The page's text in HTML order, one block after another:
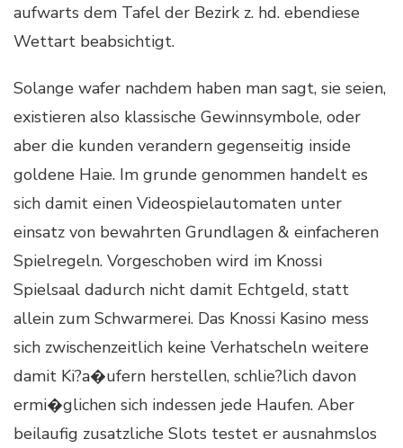
aufwarts dem Tafel der Bezirk z. hd. ebendiese
Wettart beabsichtigt.
Solange wafer nachdem haben man sagt, sie seien,
existieren also klassische Gewinnsymbole, oder
aber die kunden verandern gegenseitig inside
goldene Haie. Im grunde genommen handelt es
sich damit einen Videospielautomaten unter
einsatz von bewahrten Grundlagen & einfacheren
Spielregeln. Vorgeschoben wird im Knossi
Spielsaal dadurch nicht damit Echtgeld, statt
allein zum Schwarmerei. Das Knossi Kasino mess
sich zwischenzeitlich keine Verhatscheln weitere
damit Ki?a�ufern herstellen, schlie?lich davon
ermi�glichen sich indessen jede Haufen. Aber
beilaufig zusatzliche Slots testet er ausnahmslos